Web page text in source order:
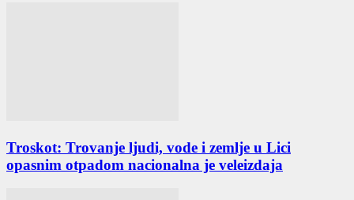
Troskot: Trovanje ljudi, vode i zemlje u Lici
opasnim otpadom nacionalna je veleizdaja